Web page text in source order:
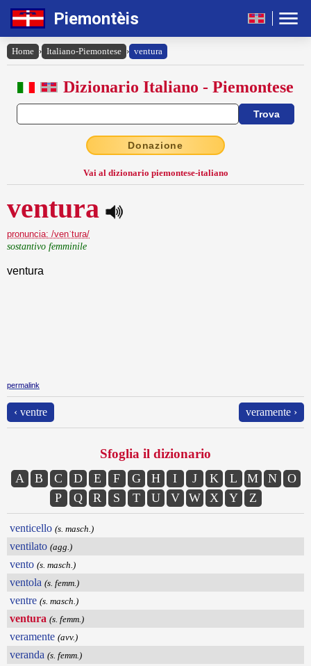
Piemontèis
Home › Italiano-Piemontese › ventura
Dizionario Italiano - Piemontese
Donazione
Vai al dizionario piemontese-italiano
ventura
pronuncia: /venˈtura/
sostantivo femminile
ventura
permalink
‹ ventre veramente ›
Sfoglia il dizionario
A B C D E F G H I J K L M N
O
P
Q R S T U V W X Y Z
venticello (s. masch.)
ventilato (agg.)
vento (s. masch.)
ventola (s. femm.)
ventre (s. masch.)
ventura (s. femm.)
veramente (avv.)
veranda (s. femm.)